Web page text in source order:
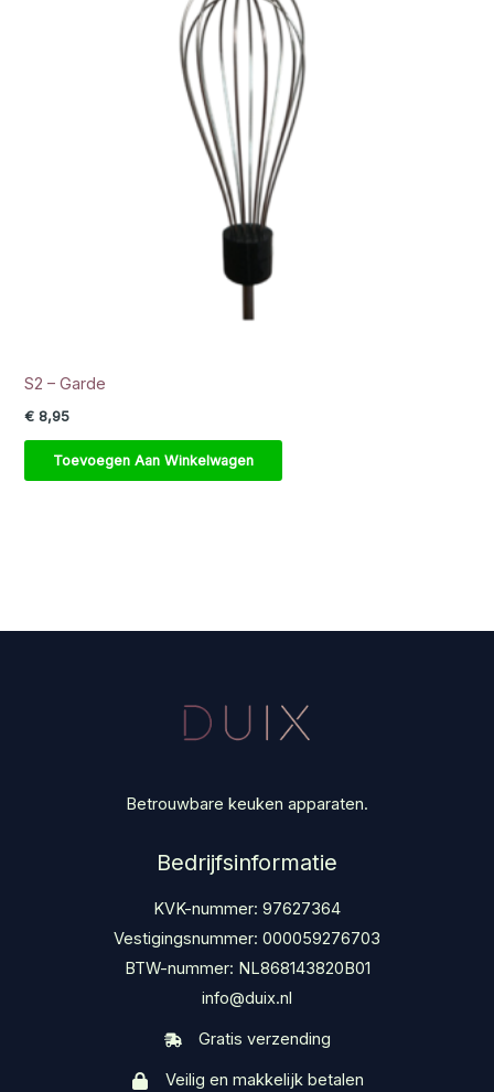
S2 – Garde
€ 8,95
Toevoegen Aan Winkelwagen
Betrouwbare keuken apparaten.
Bedrijfsinformatie
KVK-nummer: 97627364
Vestigingsnummer: 000059276703
BTW-nummer: NL868143820B01
info@duix.nl
Gratis verzending
Veilig en makkelijk betalen